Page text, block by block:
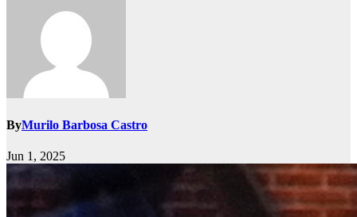
ByMurilo Barbosa Castro
Jun 1, 2025